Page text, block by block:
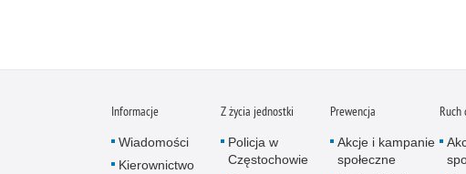
Informacje
Wiadomości
Kierownictwo
Z życia jednostki
Policja w
Częstochowie
Prewencja
Akcje i kampanie
społeczne
Ruch